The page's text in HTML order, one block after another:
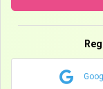
アニメ『エイカー
アニメ『たまし
スマートフォン
アニメ『逆面』……